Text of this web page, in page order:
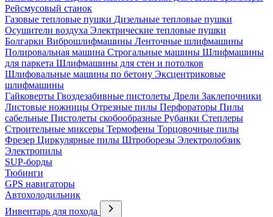
Рейсмусовый станок
Газовые тепловые пушки Дизельные тепловые пушки
Осушители воздуха Электрические тепловые пушки
Болгарки Виброшлифмашины Ленточные шлифмашины
Полировальная машина Строгальные машины Шлифмашины
для паркета Шлифмашины для стен и потолков
Шлифовальные машины по бетону Эксцентриковые
шлифмашины
Гайковерты Гвоздезабивные пистолеты Дрели Заклепочники
Листовые ножницы Отрезные пилы Перфораторы Пилы
сабельные Пистолеты скобообразные Рубанки Степлеры
Строительные миксеры Термофены Торцовочные пилы
Фрезер Циркулярные пилы Штроборезы Электролобзик
Электропилы
SUP-борды
Тюбинги
GPS навигаторы
Автохолодильник
Инвентарь для похода